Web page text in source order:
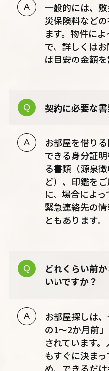
一般的には、
災保険料など
ます。物件に
で、詳しくは
ば目安の金額を
契約に必要な
お部屋を借り
できる身分証
る書類（源泉
ど）、印鑑を
に、場合によ
緊急連絡先の
ともあります。
どれくらい前
いいですか？
お部屋探しは
の1〜2か月前
されています
もすぐに決ま
め、できるだ